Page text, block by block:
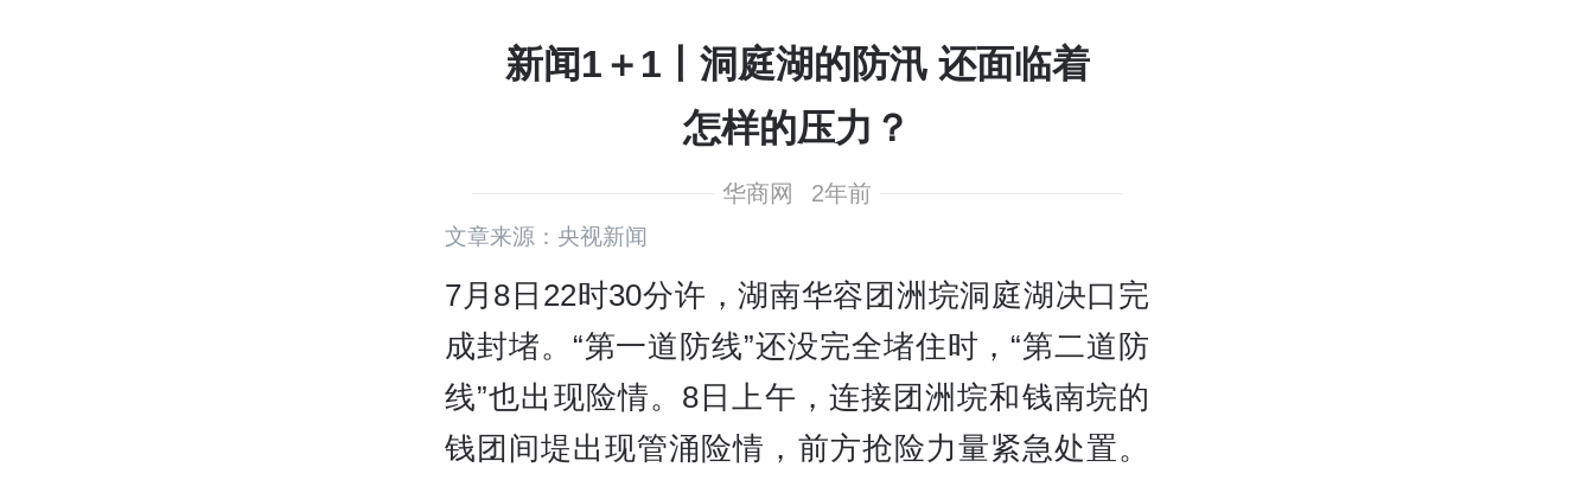
新闻1＋1丨洞庭湖的防汛 还面临着
怎样的压力？
华商网 2年前
文章来源：央视新闻
7月8日22时30分许，湖南华容团洲垸洞庭湖决口完
成封堵。“第一道防线”还没完全堵住时，“第二道防
线”也出现险情。8日上午，连接团洲垸和钱南垸的
钱团间堤出现管涌险情，前方抢险力量紧急处置。